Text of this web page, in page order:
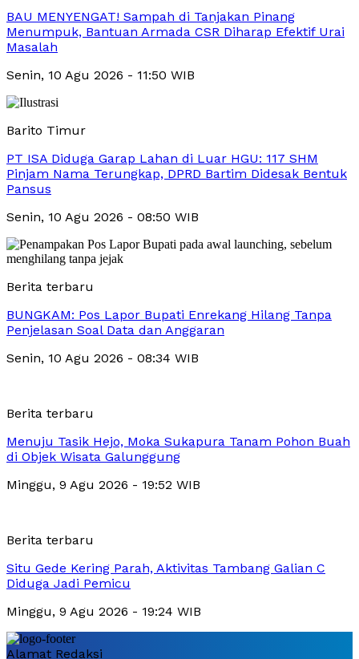
BAU MENYENGAT! Sampah di Tanjakan Pinang
Menumpuk, Bantuan Armada CSR Diharap Efektif Urai
Masalah
Senin, 10 Agu 2026 - 11:50 WIB
Barito Timur
PT ISA Diduga Garap Lahan di Luar HGU: 117 SHM
Pinjam Nama Terungkap, DPRD Bartim Didesak Bentuk
Pansus
Senin, 10 Agu 2026 - 08:50 WIB
Berita terbaru
BUNGKAM: Pos Lapor Bupati Enrekang Hilang Tanpa
Penjelasan Soal Data dan Anggaran
Senin, 10 Agu 2026 - 08:34 WIB
Berita terbaru
Menuju Tasik Hejo, Moka Sukapura Tanam Pohon Buah
di Objek Wisata Galunggung
Minggu, 9 Agu 2026 - 19:52 WIB
Berita terbaru
Situ Gede Kering Parah, Aktivitas Tambang Galian C
Diduga Jadi Pemicu
Minggu, 9 Agu 2026 - 19:24 WIB
Alamat Redaksi